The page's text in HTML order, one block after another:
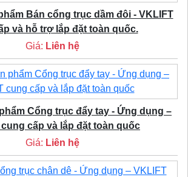
Bán cổng trục dầm đôi - VKLIFT
và hỗ trợ lắp đặt toàn quốc.
Giá: Liên hệ
Cổng trục đẩy tay - Ứng dụng –
cấp và lắp đặt toàn quốc
Giá: Liên hệ